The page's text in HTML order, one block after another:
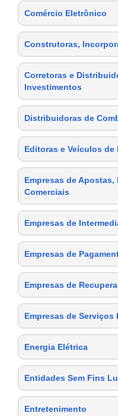
Comércio Eletrônico
Construtoras,
Corretoras e
Investimentos
Distribuidoras de
Editoras e Veículos de
Empresas de
Comerciais
Empresas de
Empresas de
Empresas de
Empresas de
Energia Elétrica
Entidades Sem Fins
Entretenimento